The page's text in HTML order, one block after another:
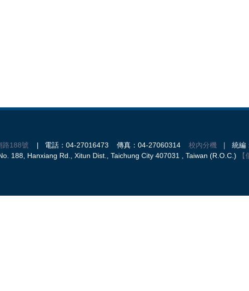
路188號 | 電話：04-27016473 傳真：04-27060314 校內分機 ｜ 統編
188, Hanxiang Rd., Xitun Dist., Taichung City 407031 , Taiwan (R.O.C.)